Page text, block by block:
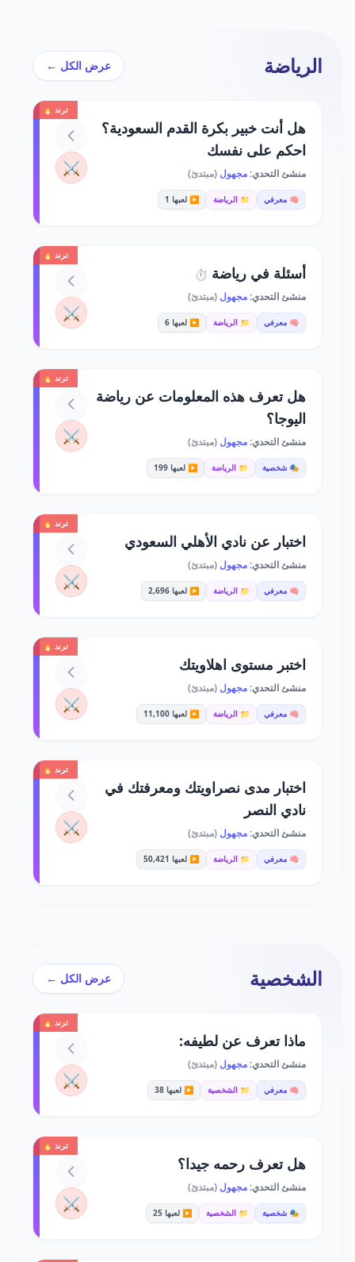
الرياضة عرض الكل ←
ترند 🔥
هل أنت خبير بكرة القدم السعودية؟
احكم على نفسك
منشئ التحدي:مجهول (مبتدئ)
🧠 معرفي 📁 الرياضة ▶️ لعبها 1
⚔️
ترند 🔥
أسئلة في رياضة ⏱️
منشئ التحدي:مجهول (مبتدئ)
🧠 معرفي 📁 الرياضة ▶️ لعبها 6 ⚔️
ترند 🔥
هل تعرف هذه المعلومات عن رياضة
اليوجا؟
منشئ التحدي:مجهول (مبتدئ)
🎭 شخصية 📁 الرياضة ▶️ لعبها 199
⚔️
ترند 🔥
اختبار عن نادي الأهلي السعودي
منشئ التحدي:مجهول (مبتدئ)
🧠 معرفي 📁 الرياضة ▶️ لعبها 2,696 ⚔️
ترند 🔥
اختبر مستوى اهلاويتك
منشئ التحدي:مجهول (مبتدئ)
🧠 معرفي 📁 الرياضة ▶️ لعبها 11,100 ⚔️
ترند 🔥
اختبار مدى نصراويتك ومعرفتك في
نادي النصر
منشئ التحدي:مجهول (مبتدئ)
🧠 معرفي 📁 الرياضة ▶️ لعبها 50,421
⚔️
الشخصية عرض الكل ←
ترند 🔥
ماذا تعرف عن لطيفه:
منشئ التحدي:مجهول (مبتدئ)
🧠 معرفي 📁 الشخصية ▶️ لعبها 38 ⚔️
ترند 🔥
هل تعرف رحمه جيدا؟
منشئ التحدي:مجهول (مبتدئ)
🎭 شخصية 📁 الشخصية ▶️ لعبها 25 ⚔️